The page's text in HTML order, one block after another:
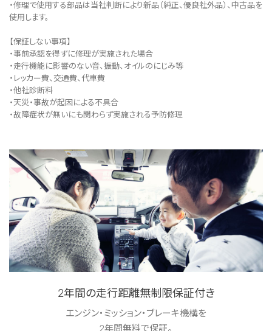
・修理で使用する部品は当社判断により新品（純正、優良社外品）、中古品を
使用します。
【保証しない事項】
・事前承認を得ずに修理が実施された場合
・走行機能に影響のない音、振動、オイルのにじみ等
・レッカー費、交通費、代車費
・他社診断料
・天災・事故が起因による不具合
・故障症状が無いにも関わらず実施される予防修理
2年間の走行距離無制限保証付き
エンジン・ミッション・ブレーキ機構を
2年間無料で保証。